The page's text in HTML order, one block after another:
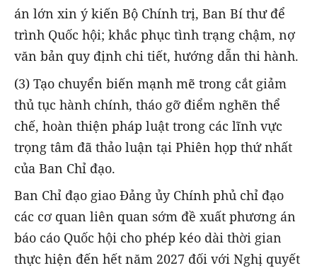
án lớn xin ý kiến Bộ Chính trị, Ban Bí thư để
trình Quốc hội; khắc phục tình trạng chậm, nợ
văn bản quy định chi tiết, hướng dẫn thi hành.
(3) Tạo chuyển biến mạnh mẽ trong cắt giảm
thủ tục hành chính, tháo gỡ điểm nghẽn thể
chế, hoàn thiện pháp luật trong các lĩnh vực
trọng tâm đã thảo luận tại Phiên họp thứ nhất
của Ban Chỉ đạo.
Ban Chỉ đạo giao Đảng ủy Chính phủ chỉ đạo
các cơ quan liên quan sớm đề xuất phương án
báo cáo Quốc hội cho phép kéo dài thời gian
thực hiện đến hết năm 2027 đối với Nghị quyết